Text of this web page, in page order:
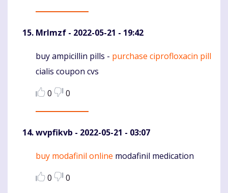
Mrlmzf - 2022-05-21 - 19:42
Komentaras
buy ampicillin pills - purchase ciprofloxacin pill
cialis coupon cvs
0
0
wvpfikvb - 2022-05-21 - 03:07
Komentaras
buy modafinil online modafinil medication
0
0